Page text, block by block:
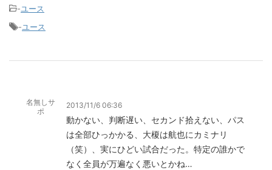
-ユース
-ユース
名無しサ
ポ
2013/11/6 06:36
動かない、判断遅い、セカンド拾えない、パス
は全部ひっかかる、大榎は航也にカミナリ
（笑）、実にひどい試合だった。特定の誰かで
なく全員が万遍なく悪いとかね…